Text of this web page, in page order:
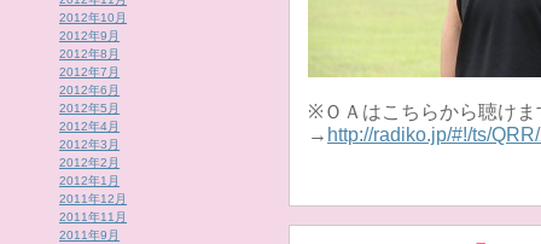
2012年10月
2012年9月
2012年8月
2012年7月
2012年6月
2012年5月
2012年4月
2012年3月
2012年2月
2012年1月
2011年12月
2011年11月
2011年9月
※ＯＡはこちらから聴け
→ http://radiko.jp/#!/ts/